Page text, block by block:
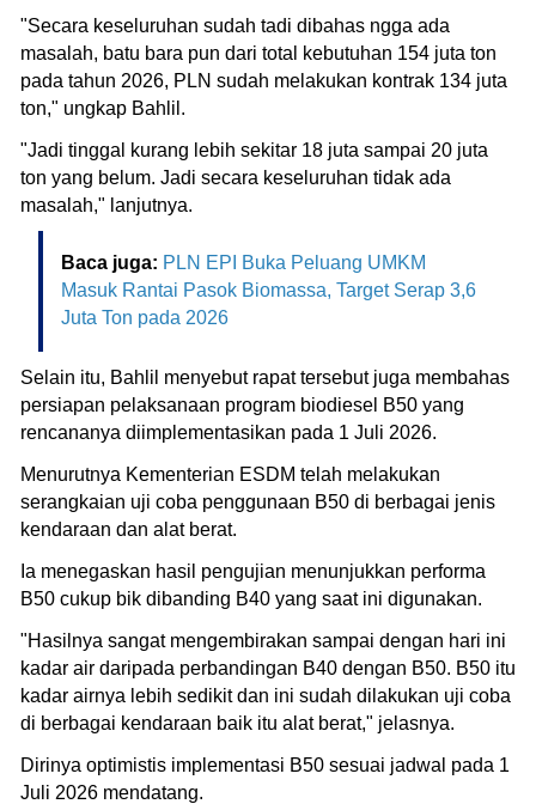
"Secara keseluruhan sudah tadi dibahas ngga ada
masalah, batu bara pun dari total kebutuhan 154 juta ton
pada tahun 2026, PLN sudah melakukan kontrak 134 juta
ton," ungkap Bahlil.
"Jadi tinggal kurang lebih sekitar 18 juta sampai 20 juta
ton yang belum. Jadi secara keseluruhan tidak ada
masalah," lanjutnya.
Baca juga: PLN EPI Buka Peluang UMKM
Masuk Rantai Pasok Biomassa, Target Serap 3,6
Juta Ton pada 2026
Selain itu, Bahlil menyebut rapat tersebut juga membahas
persiapan pelaksanaan program biodiesel B50 yang
rencananya diimplementasikan pada 1 Juli 2026.
Menurutnya Kementerian ESDM telah melakukan
serangkaian uji coba penggunaan B50 di berbagai jenis
kendaraan dan alat berat.
Ia menegaskan hasil pengujian menunjukkan performa
B50 cukup bik dibanding B40 yang saat ini digunakan.
"Hasilnya sangat mengembirakan sampai dengan hari ini
kadar air daripada perbandingan B40 dengan B50. B50 itu
kadar airnya lebih sedikit dan ini sudah dilakukan uji coba
di berbagai kendaraan baik itu alat berat," jelasnya.
Dirinya optimistis implementasi B50 sesuai jadwal pada 1
Juli 2026 mendatang.